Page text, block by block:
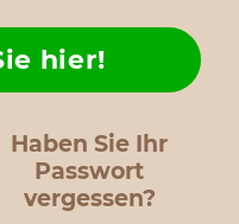
Haben Sie Ihr
Passwort
vergessen?
hier!